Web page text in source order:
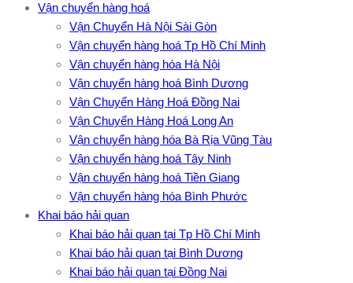
Vận chuyển hàng hoá
Vận Chuyển Hà Nội Sài Gòn
Vận chuyển hàng hoá Tp Hồ Chí Minh
Vận chuyển hàng hóa Hà Nội
Vận chuyển hàng hoá Bình Dương
Vận Chuyển Hàng Hoá Đồng Nai
Vận Chuyển Hàng Hoá Long An
Vận chuyển hàng hóa Bà Rịa Vũng Tàu
Vận chuyển hàng hoá Tây Ninh
Vận chuyển hàng hoá Tiền Giang
Vận chuyển hàng hóa Bình Phước
Khai báo hải quan
Khai báo hải quan tại Tp Hồ Chí Minh
Khai báo hải quan tại Bình Dương
Khai báo hải quan tại Đồng Nai